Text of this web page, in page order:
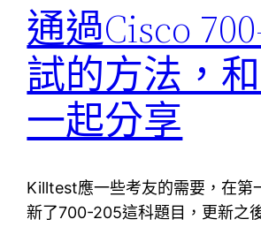
通過Cisco
試的方法，
一起分享
Killtest應一些考友的需要，在第
新了700-205這科題目，更新之